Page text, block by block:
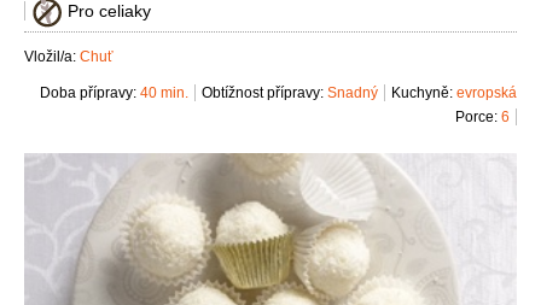
Pro celiaky
Vložil/a: Chuť
Kuchyně: evropská
Obtížnost přípravy: Snadný
Doba přípravy: 40 min.
Porce: 6